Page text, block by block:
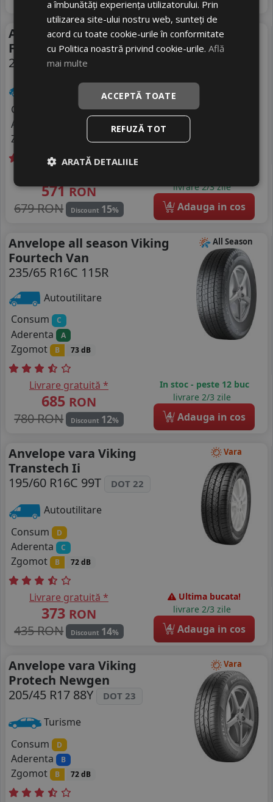
All Season
Anvelope all season Viking
Fourtech Van
225/70 R15C 112R
Autoutilitare
Consum
Aderenta
Zgomot 73 dB
571RON
679 RON
Discount 15%
livrare 2/3 zile
4 Adauga in cos
All Season
Anvelope all season Viking
Fourtech Van
235/65 R16C 115R
Autoutilitare
Consum
C
Aderenta A
Zgomot B 73 dB
Livrare gratuită *
685 RON
780 RON
Discount 12%
In stoc - peste 12 buc
livrare 2/3 zile
4 Adauga in cos
Vara
Anvelope vara Viking
Transtech Ii
195/60 R16C 99T
DOT 22
Autoutilitare
Consum
D
Aderenta C
Zgomot B 72 dB
Livrare gratuită *
373 RON
435 RON
Discount 14%
Ultima bucata!
livrare 2/3 zile
4 Adauga in cos
Vara
Anvelope vara Viking
Protech Newgen
205/45 R17 88Y
DOT 23
Turisme
Consum
D
Aderenta B
Zgomot B 72 dB
a îmbunătăți experiența utilizatorului. Prin
utilizarea site-ului nostru web, sunteți de
acord cu toate cookie-urile în conformitate
cu Politica noastră privind cookie-urile.Află
mai multe
ACCEPTĂ TOATE
REFUZĂ TOT
ARATĂ DETALIILE